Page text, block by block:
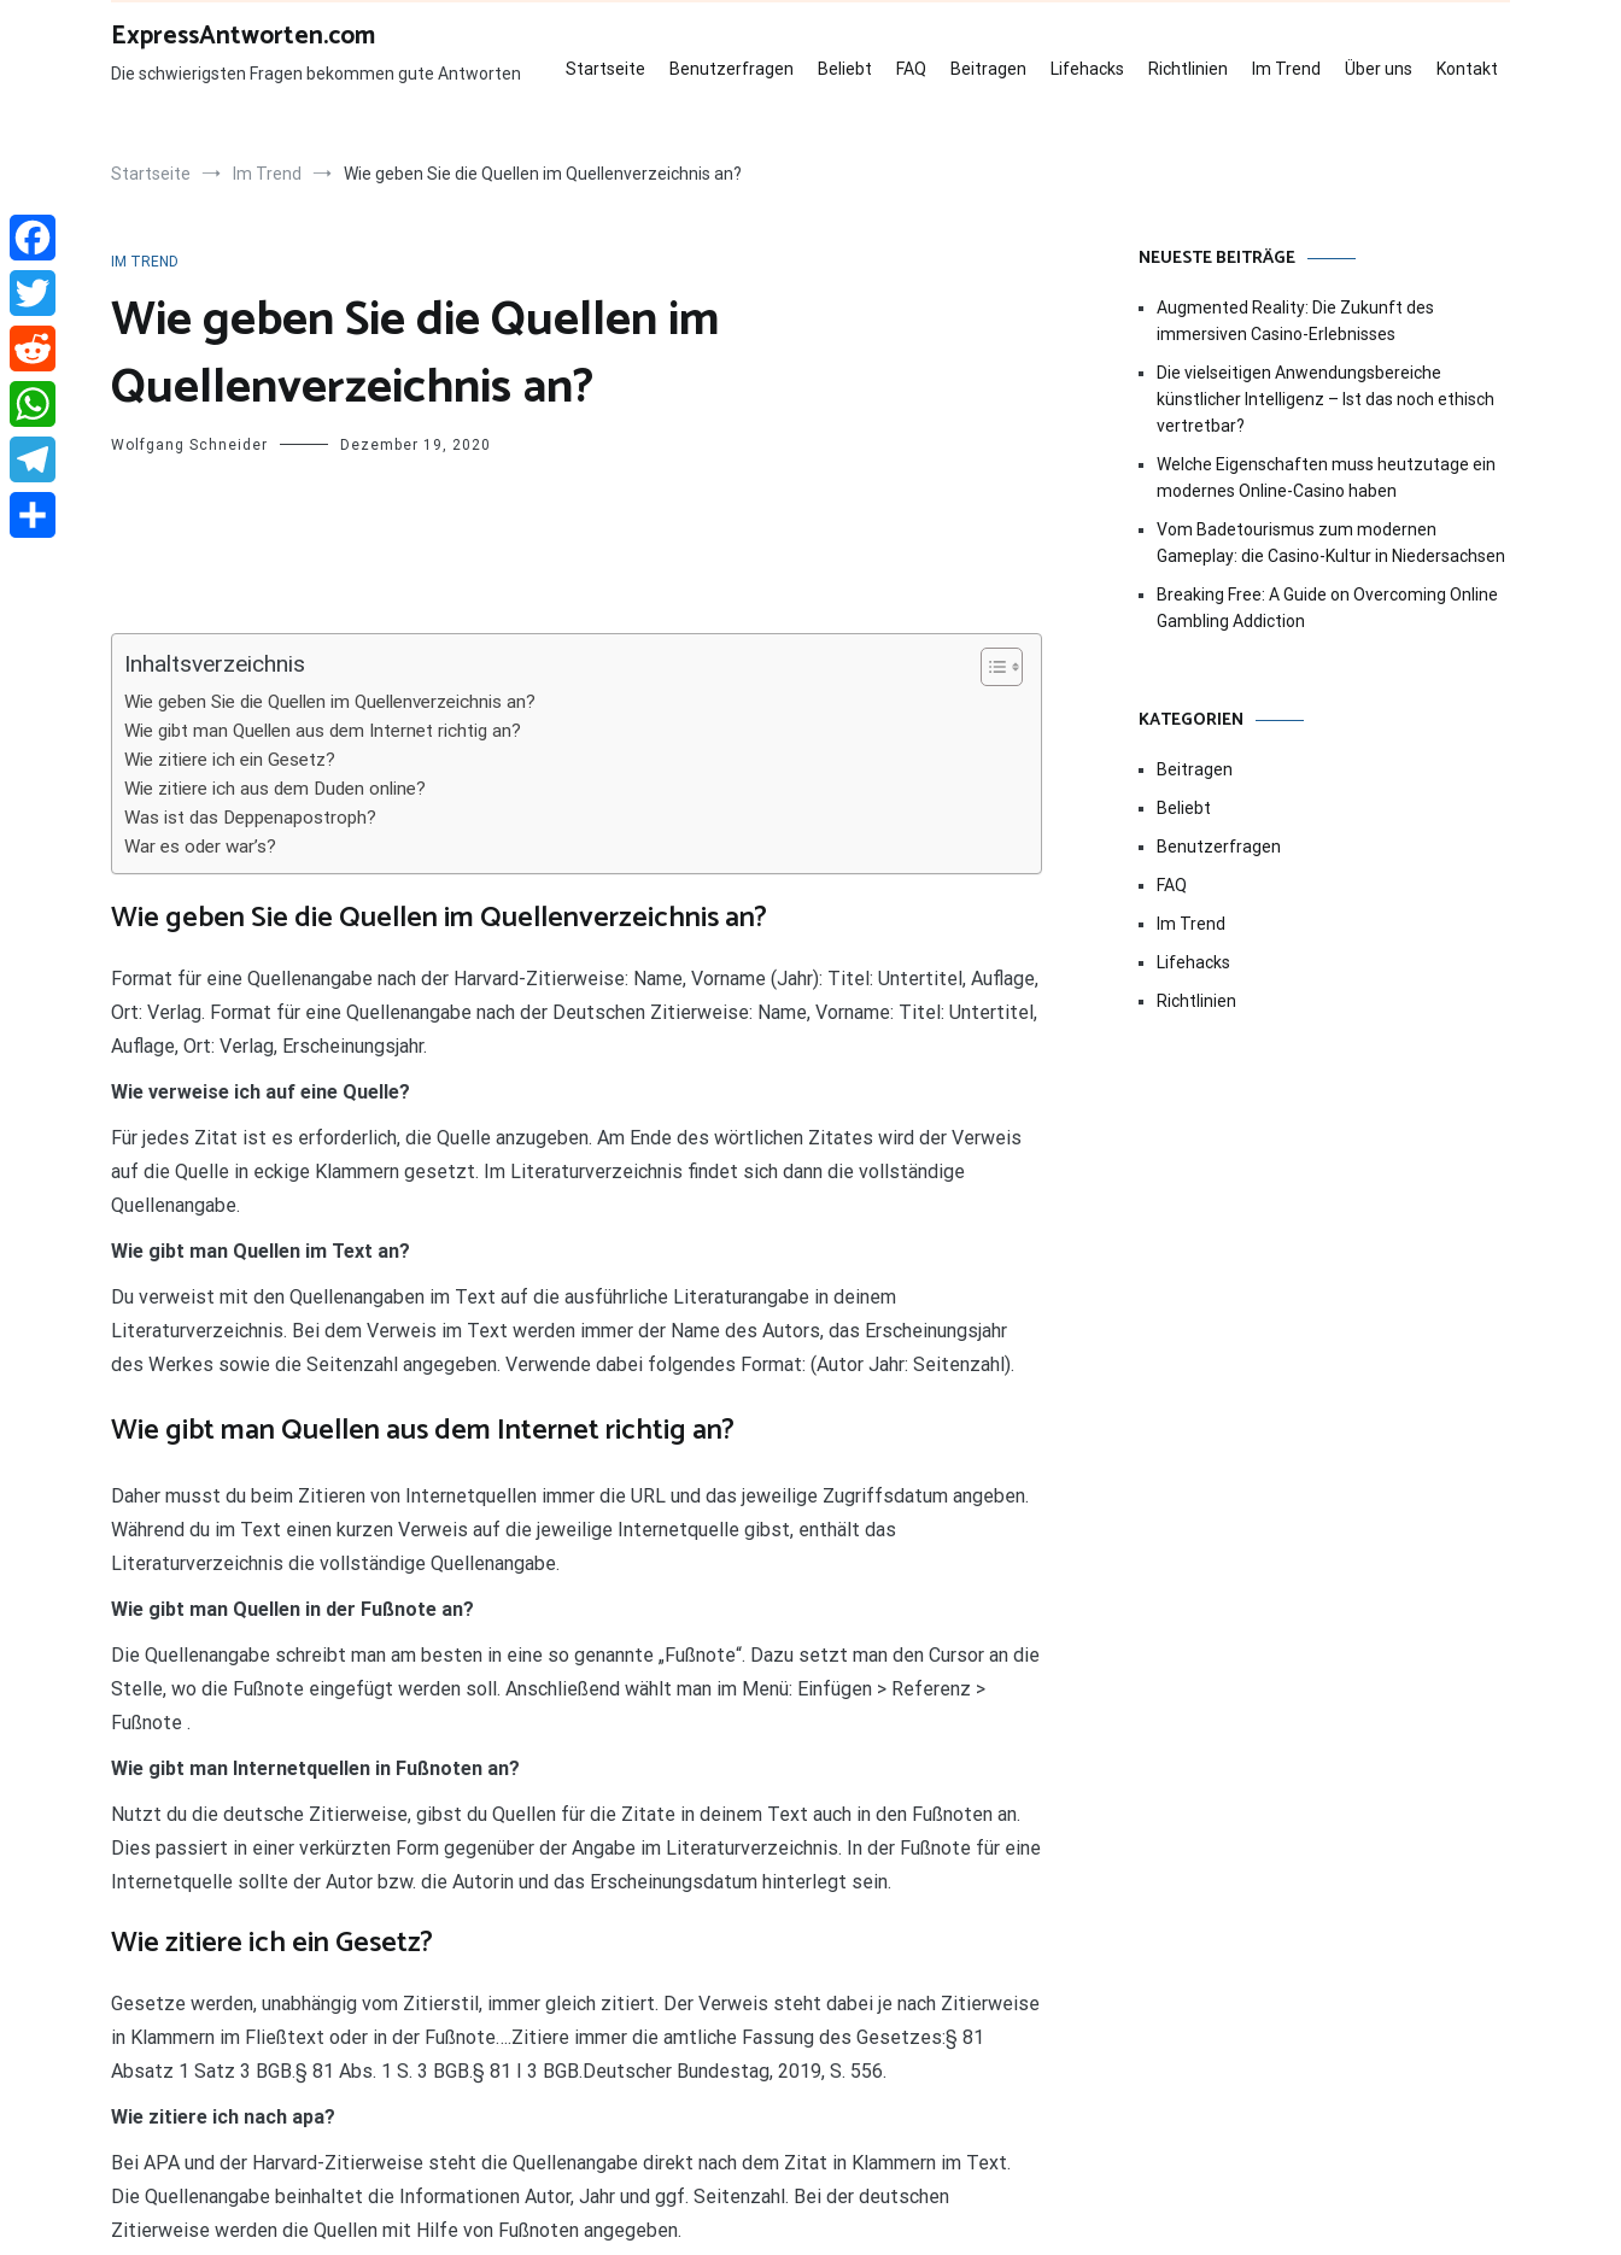
ExpressAntworten.com
Die schwierigsten Fragen bekommen gute Antworten Startseite Benutzerfragen Beliebt FAQ Beitragen Lifehacks Richtlinien Im Trend Über uns Kontakt
Startseite Im Trend Wie geben Sie die Quellen im Quellenverzeichnis an?
IM TREND
Wie geben Sie die Quellen im
Quellenverzeichnis an?
Wolfgang Schneider Dezember 19, 2020
Inhaltsverzeichnis
Wie geben Sie die Quellen im Quellenverzeichnis an?
Wie gibt man Quellen aus dem Internet richtig an?
Wie zitiere ich ein Gesetz?
Wie zitiere ich aus dem Duden online?
Was ist das Deppenapostroph?
War es oder war’s?
Wie geben Sie die Quellen im Quellenverzeichnis an?
Format für eine Quellenangabe nach der Harvard-Zitierweise: Name, Vorname (Jahr): Titel: Untertitel, Auflage,
Ort: Verlag. Format für eine Quellenangabe nach der Deutschen Zitierweise: Name, Vorname: Titel: Untertitel,
Auflage, Ort: Verlag, Erscheinungsjahr.
Wie verweise ich auf eine Quelle?
Für jedes Zitat ist es erforderlich, die Quelle anzugeben. Am Ende des wörtlichen Zitates wird der Verweis
auf die Quelle in eckige Klammern gesetzt. Im Literaturverzeichnis findet sich dann die vollständige
Quellenangabe.
Wie gibt man Quellen im Text an?
Du verweist mit den Quellenangaben im Text auf die ausführliche Literaturangabe in deinem
Literaturverzeichnis. Bei dem Verweis im Text werden immer der Name des Autors, das Erscheinungsjahr
des Werkes sowie die Seitenzahl angegeben. Verwende dabei folgendes Format: (Autor Jahr: Seitenzahl).
Wie gibt man Quellen aus dem Internet richtig an?
Daher musst du beim Zitieren von Internetquellen immer die URL und das jeweilige Zugriffsdatum angeben.
Während du im Text einen kurzen Verweis auf die jeweilige Internetquelle gibst, enthält das
Literaturverzeichnis die vollständige Quellenangabe.
Wie gibt man Quellen in der Fußnote an?
Die Quellenangabe schreibt man am besten in eine so genannte „Fußnote“. Dazu setzt man den Cursor an die
Stelle, wo die Fußnote eingefügt werden soll. Anschließend wählt man im Menü: Einfügen > Referenz >
Fußnote .
Wie gibt man Internetquellen in Fußnoten an?
Nutzt du die deutsche Zitierweise, gibst du Quellen für die Zitate in deinem Text auch in den Fußnoten an.
Dies passiert in einer verkürzten Form gegenüber der Angabe im Literaturverzeichnis. In der Fußnote für eine
Internetquelle sollte der Autor bzw. die Autorin und das Erscheinungsdatum hinterlegt sein.
Wie zitiere ich ein Gesetz?
Gesetze werden, unabhängig vom Zitierstil, immer gleich zitiert. Der Verweis steht dabei je nach Zitierweise
in Klammern im Fließtext oder in der Fußnote….Zitiere immer die amtliche Fassung des Gesetzes:§ 81
Absatz 1 Satz 3 BGB.§ 81 Abs. 1 S. 3 BGB.§ 81 I 3 BGB.Deutscher Bundestag, 2019, S. 556.
Wie zitiere ich nach apa?
Bei APA und der Harvard-Zitierweise steht die Quellenangabe direkt nach dem Zitat in Klammern im Text.
Die Quellenangabe beinhaltet die Informationen Autor, Jahr und ggf. Seitenzahl. Bei der deutschen
Zitierweise werden die Quellen mit Hilfe von Fußnoten angegeben.
NEUESTE BEITRÄGE
Augmented Reality: Die Zukunft des
immersiven Casino-Erlebnisses
Die vielseitigen Anwendungsbereiche
künstlicher Intelligenz – Ist das noch ethisch
vertretbar?
Welche Eigenschaften muss heutzutage ein
modernes Online-Casino haben
Vom Badetourismus zum modernen
Gameplay: die Casino-Kultur in Niedersachsen
Breaking Free: A Guide on Overcoming Online
Gambling Addiction
KATEGORIEN
Beitragen
Beliebt
Benutzerfragen
FAQ
Im Trend
Lifehacks
Richtlinien
Facebook
Twitter
Reddit
WhatsApp
Telegram